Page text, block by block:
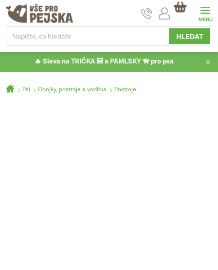
Přejít
obsah
HLEDAT
NÁKUPNÍ
KOŠÍK
🔥 Sleva na TRIČKA 🎒 a PAMLSKY 🦮 pro psa
Domů
Psi Obojky, postroje a vodítka Postroje